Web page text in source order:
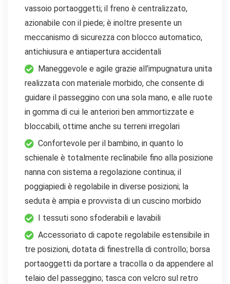
vassoio portaoggetti; il freno è centralizzato,
azionabile con il piede; è inoltre presente un
meccanismo di sicurezza con blocco automatico,
antichiusura e antiapertura accidentali
Maneggevole e agile grazie all’impugnatura unita
realizzata con materiale morbido, che consente di
guidare il passeggino con una sola mano, e alle ruote
in gomma di cui le anteriori ben ammortizzate e
bloccabili, ottime anche su terreni irregolari
Confortevole per il bambino, in quanto lo
schienale è totalmente reclinabile fino alla posizione
nanna con sistema a regolazione continua; il
poggiapiedi è regolabile in diverse posizioni; la
seduta è ampia e provvista di un cuscino morbido
I tessuti sono sfoderabili e lavabili
Accessoriato di capote regolabile estensibile in
tre posizioni, dotata di finestrella di controllo; borsa
portaoggetti da portare a tracolla o da appendere al
telaio del passeggino; tasca con velcro sul retro